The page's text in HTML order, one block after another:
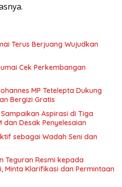
Terus Berjuang Wujudkan
Cek Perkembangan
MP Tetelepta Dukung
Bergizi Gratis
Aspirasi di Tiga
dan Desak Penyelesaian
sebagai Wadah Seni dan
Teguran Resmi kepada
Minta Klarifikasi dan Permintaan